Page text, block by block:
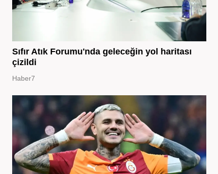
Sıfır Atık Forumu'nda geleceğin yol haritası
çizildi
Haber7